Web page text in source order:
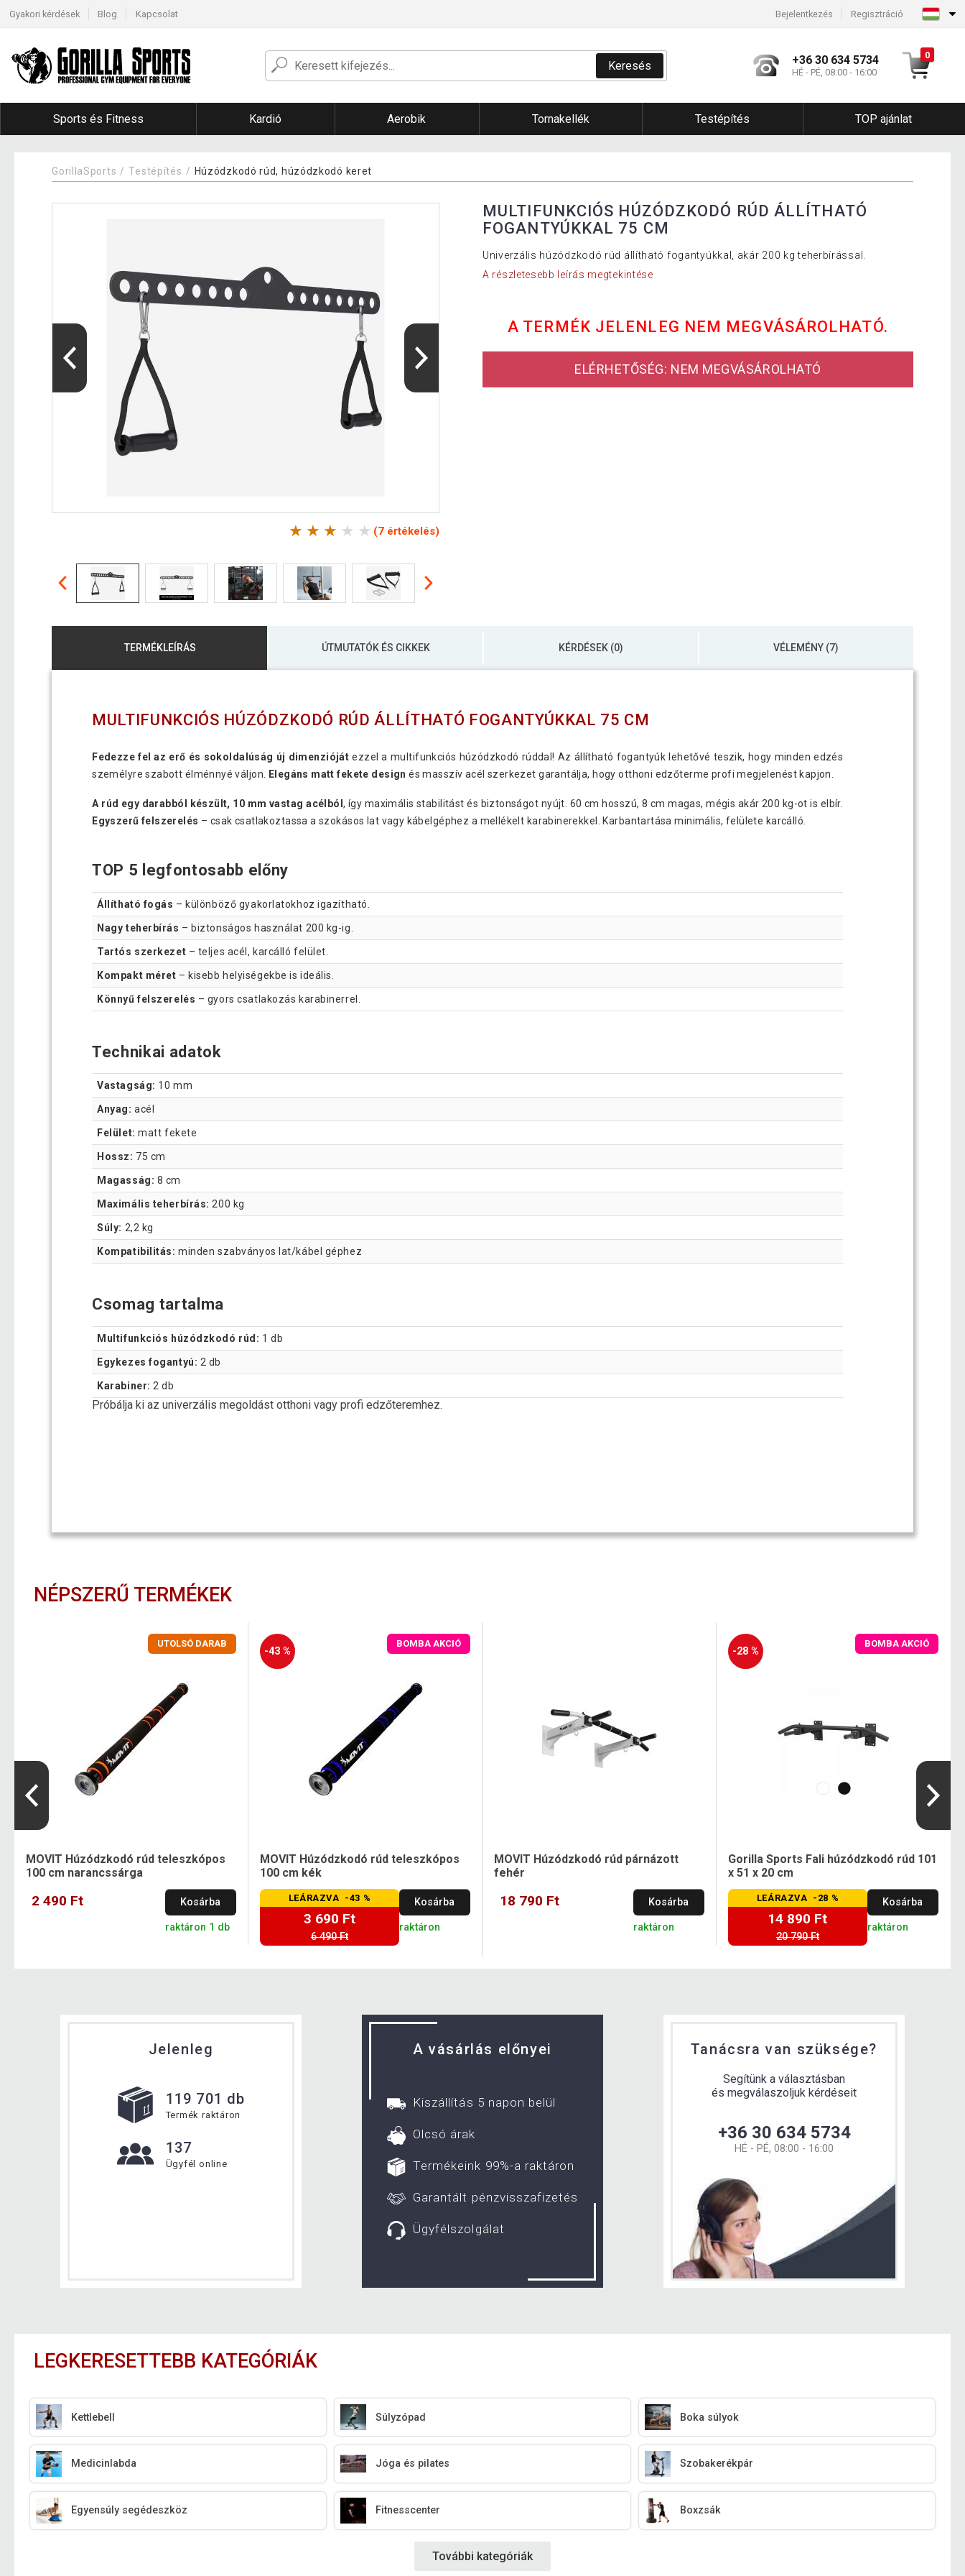
Gyakori kérdések Blog Kapcsolat Bejelentkezés Regisztráció
Keresés +36 30 634 5734
HÉ - PÉ, 08:00 - 16:00
0
Sports és Fitness Kardió Aerobik Tornakellék Testépítés TOP ajánlat
GorillaSports Testépítés Húzódzkodó rúd, húzódzkodó keret
(7 értékelés)
MULTIFUNKCIÓS HÚZÓDZKODÓ RÚD ÁLLÍTHATÓ
FOGANTYÚKKAL 75 CM
Univerzális húzódzkodó rúd állítható fogantyúkkal, akár 200 kg teherbírással.
A részletesebb leírás megtekintése
A TERMÉK JELENLEG NEM MEGVÁSÁROLHATÓ.
ELÉRHETŐSÉG: NEM MEGVÁSÁROLHATÓ
TERMÉKLEÍRÁS ÚTMUTATÓK ÉS CIKKEK KÉRDÉSEK (0) VÉLEMÉNY (7)
MULTIFUNKCIÓS HÚZÓDZKODÓ RÚD ÁLLÍTHATÓ FOGANTYÚKKAL 75 CM
Fedezze fel az erő és sokoldalúság új dimenzióját ezzel a multifunkciós húzódzkodó rúddal! Az állítható fogantyúk lehetővé teszik, hogy minden edzés
személyre szabott élménnyé váljon.
Elegáns matt fekete design és masszív acél szerkezet garantálja, hogy otthoni edzőterme profi megjelenést kapjon.
A rúd egy darabból készült, 10 mm vastag acélból, így maximális stabilitást és biztonságot nyújt. 60 cm hosszú, 8 cm magas, mégis akár 200 kg-ot is elbír.
Egyszerű felszerelés – csak csatlakoztassa a szokásos lat vagy kábelgéphez a mellékelt karabinerekkel. Karbantartása minimális, felülete karcálló.
TOP 5 legfontosabb előny
Állítható fogás – különböző gyakorlatokhoz igazítható.
Nagy teherbírás – biztonságos használat 200 kg-ig.
Tartós szerkezet – teljes acél, karcálló felület.
Kompakt méret – kisebb helyiségekbe is ideális.
Könnyű felszerelés – gyors csatlakozás karabinerrel.
Technikai adatok
Vastagság: 10 mm
Anyag: acél
Felület: matt fekete
Hossz: 75 cm
Magasság: 8 cm
Maximális teherbírás: 200 kg
Súly: 2,2 kg
Kompatibilitás: minden szabványos lat/kábel géphez
Csomag tartalma
Multifunkciós húzódzkodó rúd: 1 db
Egykezes fogantyú: 2 db
Karabiner: 2 db
Próbálja ki az univerzális megoldást otthoni vagy profi edzőteremhez.
NÉPSZERŰ TERMÉKEK
UTOLSÓ DARAB
MOVIT Húzódzkodó rúd teleszkópos
100 cm narancssárga
2 490 Ft Kosárba
raktáron 1 db
-43 %
BOMBA AKCIÓ
MOVIT Húzódzkodó rúd teleszkópos
100 cm kék
LEÁRAZVA -43 %
3 690 Ft
6 490 Ft
Kosárba
raktáron
MOVIT Húzódzkodó rúd párnázott
fehér
18 790 Ft Kosárba
raktáron
-28 %
BOMBA AKCIÓ
Gorilla Sports Fali húzódzkodó rúd 101
x 51 x 20 cm
LEÁRAZVA -28 %
14 890 Ft
20 790 Ft
Kosárba
raktáron
Jelenleg
119 701 db
Termék raktáron
137
Ügyfél online
A vásárlás előnyei
Kiszállítás 5 napon belül
Olcsó árak
Termékeink 99%-a raktáron
Garantált pénzvisszafizetés
Ügyfélszolgálat
Tanácsra van szüksége?
Segítünk a választásban
és megválaszoljuk kérdéseit
+36 30 634 5734
HÉ - PÉ, 08:00 - 16:00
LEGKERESETTEBB KATEGÓRIÁK
Kettlebell Súlyzópad Boka súlyok
Medicinlabda Jóga és pilates Szobakerékpár
Egyensúly segédeszköz Fitnesscenter Boxzsák
További kategóriák